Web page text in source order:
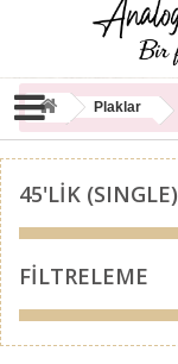
Plaklar
45'LİK (SINGLE)
FILTRELEME